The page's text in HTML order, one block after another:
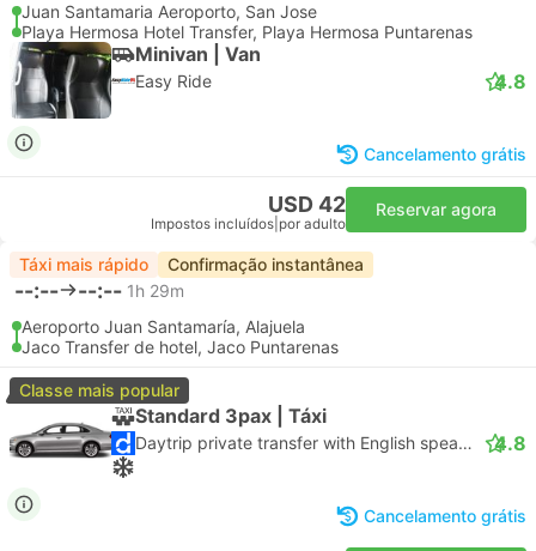
Juan Santamaria Aeroporto, San Jose
Playa Hermosa Hotel Transfer, Playa Hermosa Puntarenas
Minivan | Van
Easy Ride 4.8
Cancelamento grátis
USD 42
Impostos incluídos por adulto
Reservar agora
Táxi mais rápido Confirmação instantânea
--:-- --:-- 1h 29m
Aeroporto Juan Santamaría, Alajuela
Jaco Transfer de hotel, Jaco Puntarenas
Classe mais popular
Standard 3pax | Táxi
Daytrip private transfer with English speaking driver 4.8
Cancelamento grátis